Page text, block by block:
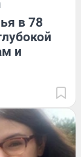
в 78
и